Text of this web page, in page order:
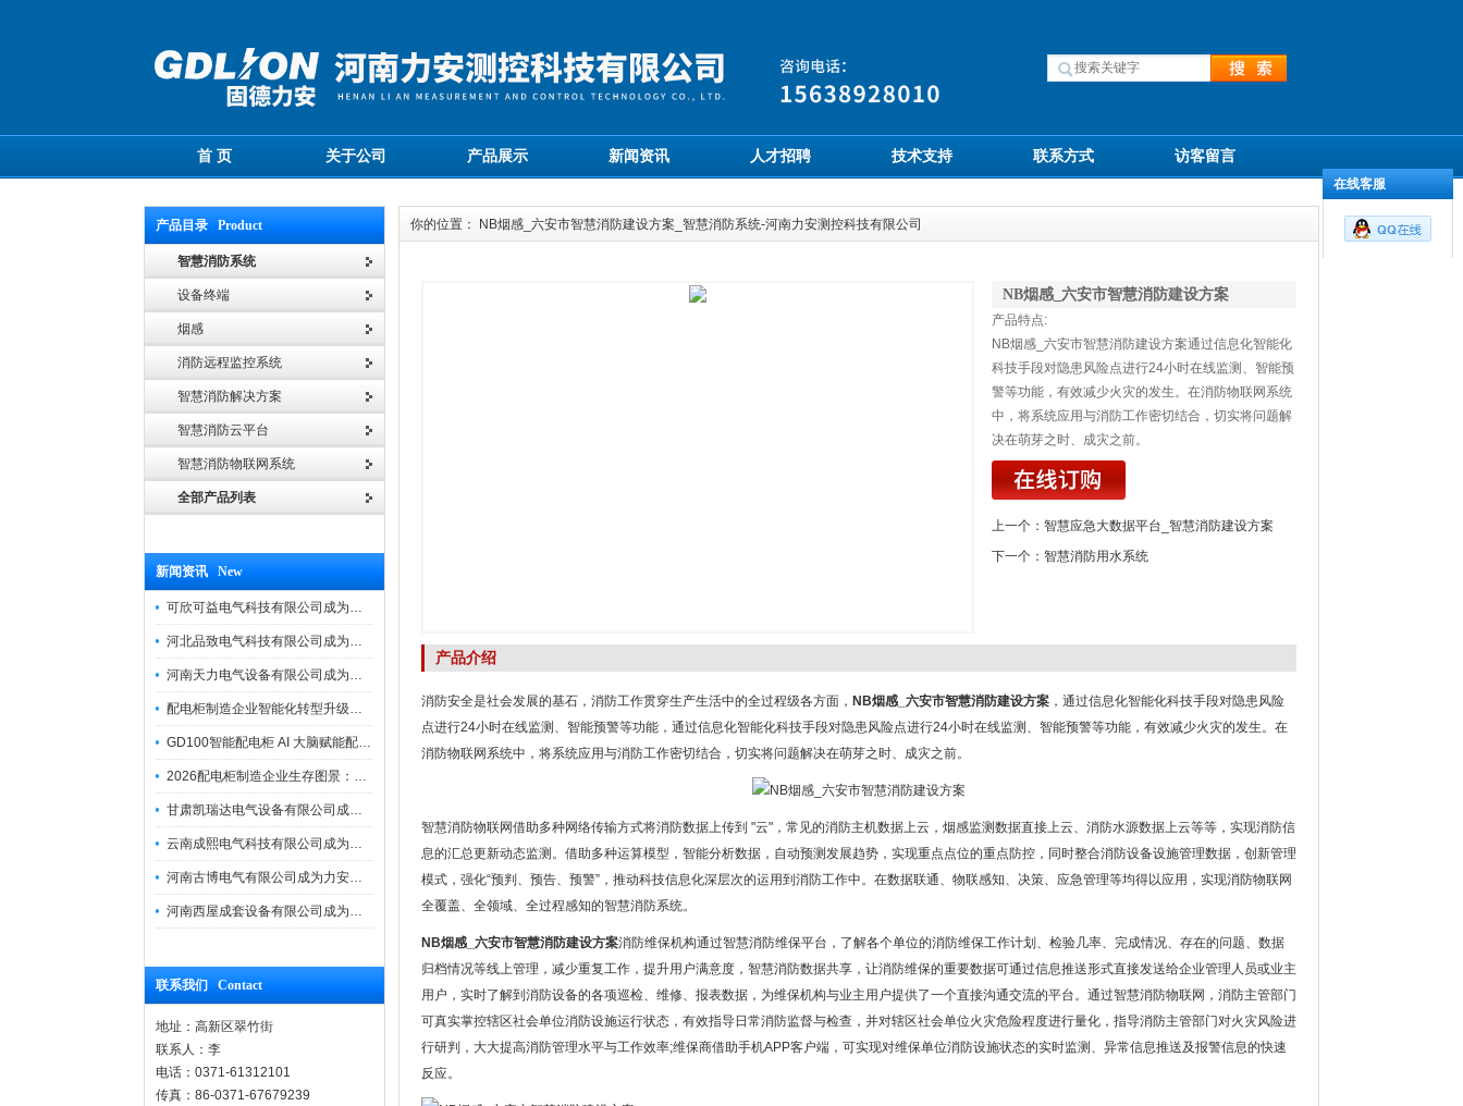
首 页 关于公司 产品展示 新闻资讯 人才招聘 技术支持 联系方式 访客留言
产品目录 Product
智慧消防系统
设备终端
烟感
消防远程监控系统
智慧消防解决方案
智慧消防云平台
智慧消防物联网系统
全部产品列表
新闻资讯 New
可欣可益电气科技有限公司成为力安电易云战略合作伙伴，共创智能配电新未来
河北品致电气科技有限公司成为力安电易云战略合作伙伴，共创智能配电新未来
河南天力电气设备有限公司成为力安电易云战略合作伙伴，共创智能配电新未来
配电柜制造企业智能化转型升级研讨会在力安成功举办
GD100智能配电柜 AI 大脑赋能配电柜制造企业高压一键顺控！
2026配电柜制造企业生存图景：市场、政策与智能化转型路径
甘肃凯瑞达电气设备有限公司成为电易云战略合作伙伴，共创智能配电新未来
云南成熙电气科技有限公司成为力安电易云战略合作伙伴，共创智能配电新未来
河南古博电气有限公司成为力安电易云战略合作伙伴，共创智能配电新未来！
河南西屋成套设备有限公司成为力安电易云战略合作伙伴，共创智能配电新未来
联系我们 Contact
地址：高新区翠竹街
联系人：李
电话：0371-61312101
传真：86-0371-67679239
你的位置： NB烟感_六安市智慧消防建设方案_智慧消防系统-河南力安测控科技有限公司
NB烟感_六安市智慧消防建设方案
产品特点:
NB烟感_六安市智慧消防建设方案通过信息化智能化
科技手段对隐患风险点进行24小时在线监测、智能预
警等功能，有效减少火灾的发生。在消防物联网系统
中，将系统应用与消防工作密切结合，切实将问题解
决在萌芽之时、成灾之前。
上一个： 智慧应急大数据平台_智慧消防建设方案
下一个： 智慧消防用水系统
产品介绍
消防安全是社会发展的基石，消防工作贯穿生产生活中的全过程级各方面， NB烟感_六安市智慧消防建设方案 ，通过信息化智能化科技手段对隐患风险
点进行24小时在线监测、智能预警等功能，通过信息化智能化科技手段对隐患风险点进行24小时在线监测、智能预警等功能，有效减少火灾的发生。在
消防物联网系统中，将系统应用与消防工作密切结合，切实将问题解决在萌芽之时、成灾之前。
智慧消防物联网借助多种网络传输方式将消防数据上传到 "云"，常见的消防主机数据上云，烟感监测数据直接上云、消防水源数据上云等等，实现消防信
息的汇总更新动态监测。借助多种运算模型，智能分析数据，自动预测发展趋势，实现重点点位的重点防控，同时整合消防设备设施管理数据，创新管理
模式，强化“预判、预告、预警”，推动科技信息化深层次的运用到消防工作中。在数据联通、物联感知、决策、应急管理等均得以应用，实现消防物联网
全覆盖、全领域、全过程感知的智慧消防系统。
NB烟感_六安市智慧消防建设方案消防维保机构通过智慧消防维保平台，了解各个单位的消防维保工作计划、检验几率、完成情况、存在的问题、数据
归档情况等线上管理，减少重复工作，提升用户满意度，智慧消防数据共享，让消防维保的重要数据可通过信息推送形式直接发送给企业管理人员或业主
用户，实时了解到消防设备的各项巡检、维修、报表数据，为维保机构与业主用户提供了一个直接沟通交流的平台。通过智慧消防物联网，消防主管部门
可真实掌控辖区社会单位消防设施运行状态，有效指导日常消防监督与检查，并对辖区社会单位火灾危险程度进行量化，指导消防主管部门对火灾风险进
行研判，大大提高消防管理水平与工作效率;维保商借助手机APP客户端，可实现对维保单位消防设施状态的实时监测、异常信息推送及报警信息的快速
反应。
在线客服